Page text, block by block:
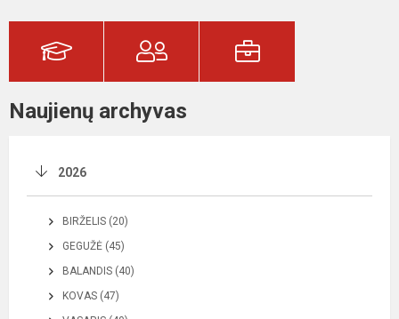
Naujienų archyvas
2026
BIRŽELIS (20)
GEGUŽĖ (45)
BALANDIS (40)
KOVAS (47)